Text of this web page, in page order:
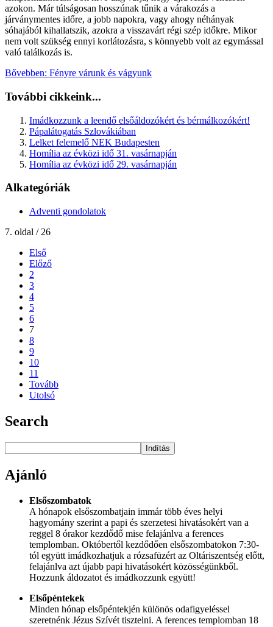
azokon. Már túlságosan hosszúnak tűnik a várakozás a
járványmentes időre, a jobb napokra, vagy ahogy néhányak
sóhajából kihallatszik, azokra a visszavárt régi szép időkre. Mikor
nem volt szükség ennyi korlátozásra, s könnyebb volt az egymással
való találkozás is.
Bővebben: Fényre várunk és vágyunk
További cikkeink...
Imádkozzunk a leendő elsőáldozókért és bérmálkozókért!
Pápalátogatás Szlovákiában
Lelket felemelő NEK Budapesten
Homília az évközi idő 31. vasárnapján
Homília az évközi idő 29. vasárnapján
Alkategóriák
Adventi gondolatok
7. oldal / 26
Első
Előző
2
3
4
5
6
7
8
9
10
11
Tovább
Utolsó
Search
Indítás
Ajánló
Elsőszombatok
A hónapok elsőszombatjain immár több éves helyi
hagyomány szerint a papi és szerzetesi hivatásokért van a
reggel 8 órakor kezdődő mise felajánlva a ferences
templomban. Októbertől kezdődően elsőszombatokon 7:30-
tól együtt imádkozhatjuk a rózsafüzért az Oltáriszentség előtt,
felajánlva azt újabb papi hivatásokért közösségünkből.
Hozzunk áldozatot és imádkozzunk együtt!
Elsőpéntekek
Minden hónap elsőpéntekjén különös odafigyeléssel
szeretnénk Jézus Szívét tisztelni. A ferences templomban 18